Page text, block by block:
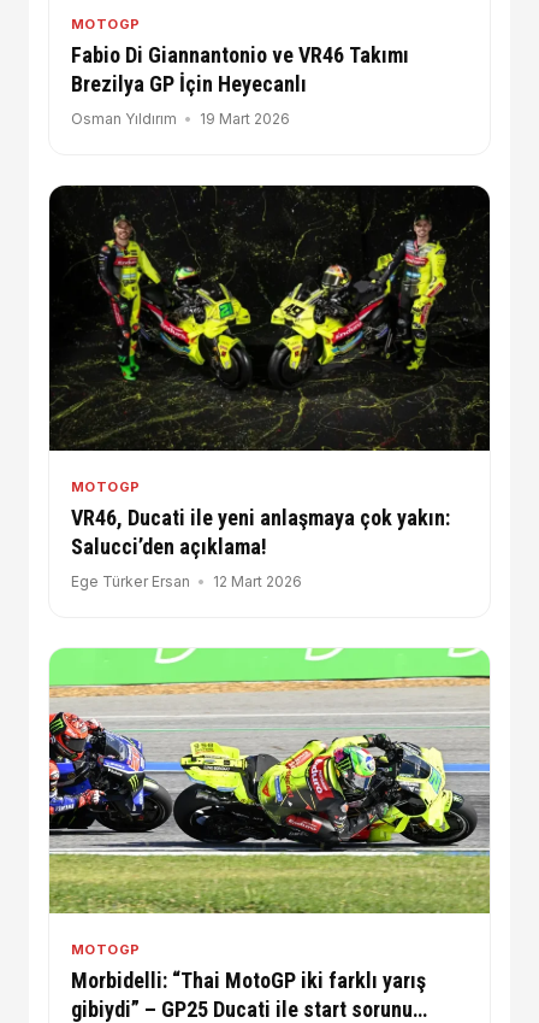
MOTOGP
Fabio Di Giannantonio ve VR46 Takımı
Brezilya GP İçin Heyecanlı
Osman Yıldırım 19 Mart 2026
MOTOGP
VR46, Ducati ile yeni anlaşmaya çok yakın:
Salucci’den açıklama!
Ege Türker Ersan 12 Mart 2026
MOTOGP
Morbidelli: “Thai MotoGP iki farklı yarış
gibiydi” – GP25 Ducati ile start sorunu